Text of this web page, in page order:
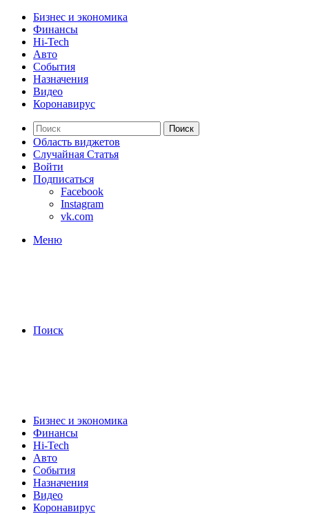
Бизнес и экономика
Финансы
Hi-Tech
Авто
События
Назначения
Видео
Коронавирус
Поиск
Область виджетов
Случайная Статья
Войти
Подписаться
Facebook
Instagram
vk.com
Меню
Поиск
Бизнес и экономика
Финансы
Hi-Tech
Авто
События
Назначения
Видео
Коронавирус